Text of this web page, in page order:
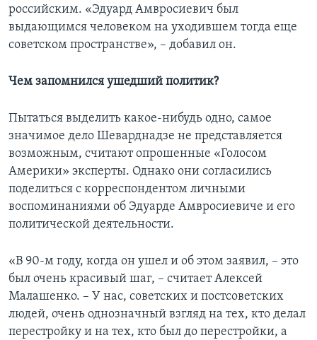
российским. «Эдуард Амвросиевич был
выдающимся человеком на уходившем тогда еще
советском пространстве», – добавил он.
Чем запомнился ушедший политик?
Пытаться выделить какое-нибудь одно, самое
значимое дело Шеварднадзе не представляется
возможным, считают опрошенные «Голосом
Америки» эксперты. Однако они согласились
поделиться с корреспондентом личными
воспоминаниями об Эдуарде Амвросиевиче и его
политической деятельности.
«В 90-м году, когда он ушел и об этом заявил, – это
был очень красивый шаг, – считает Алексей
Малашенко. – У нас, советских и постсоветских
людей, очень однозначный взгляд на тех, кто делал
перестройку и на тех, кто был до перестройки, а